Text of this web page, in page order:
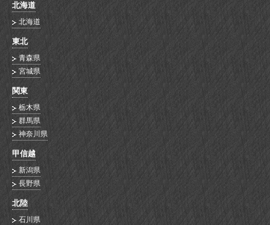
北海道
北海道
東北
青森県
宮城県
関東
栃木県
群馬県
神奈川県
甲信越
新潟県
長野県
北陸
石川県